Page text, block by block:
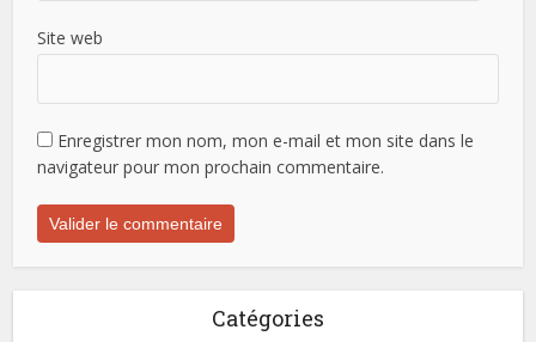
Site web
Enregistrer mon nom, mon e-mail et mon site dans le
navigateur pour mon prochain commentaire.
Catégories